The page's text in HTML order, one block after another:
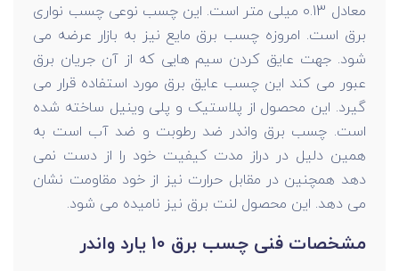
معادل 0.13 میلی متر است. این چسب نوعی چسب نواری
برق است. امروزه چسب برق مایع نیز به بازار عرضه می
شود. جهت عایق کردن سیم هایی که از آن جریان برق
عبور می کند این چسب عایق برق مورد استفاده قرار می
گیرد. این محصول از پلاستیک و پلی وینیل ساخته شده
است. چسب برق واندر ضد رطوبت و ضد آب است به
همین دلیل در دراز مدت کیفیت خود را از دست نمی
دهد همچنین در مقابل حرارت نیز از خود مقاومت نشان
می دهد. این محصول لنت برق نیز نامیده می شود.
مشخصات فنی چسب برق 10 یارد واندر